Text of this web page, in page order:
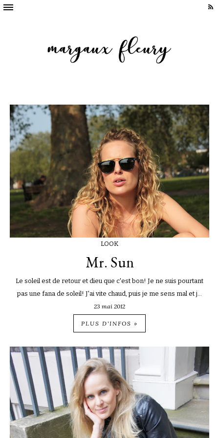
LOOK
Mr. Sun
Le soleil est de retour et dieu que c'est bon! Je ne suis pourtant
pas une fana de soleil! J'ai vite chaud, puis je me sens mal et j...
23 mai 2012
PLUS D'INFOS »